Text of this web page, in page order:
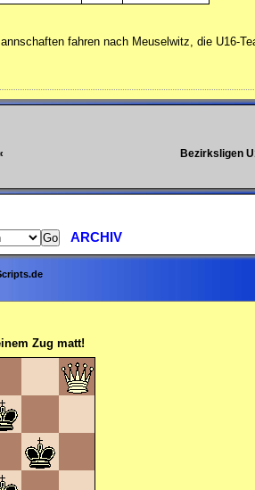
fahren nach Meuselwitz, die U16-
Bezirksligen
ARCHIV
Zug matt!